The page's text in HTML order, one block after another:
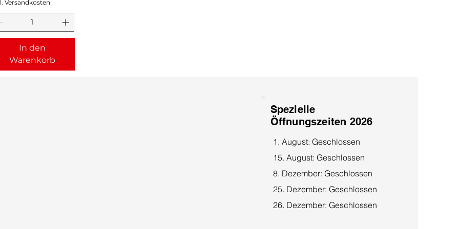
Versandkosten
In den
Warenkorb
Spezielle
Öffnungszeiten 2026
1. August: Geschlossen
15. August: Geschlossen
8. Dezember: Geschlossen
25. Dezember: Geschlossen
26. Dezember: Geschlossen